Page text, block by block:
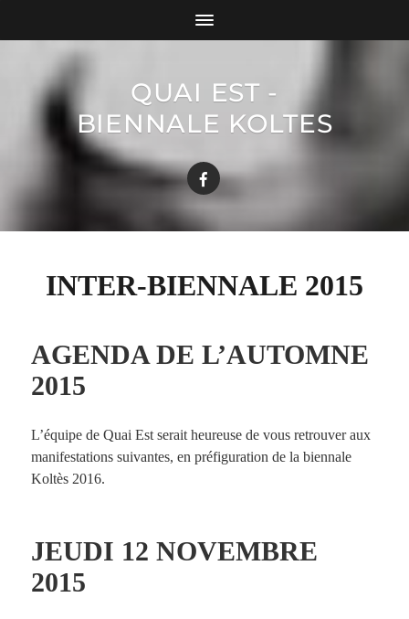
QUAI EST -
BIENNALE KOLTES
INTER-BIENNALE 2015
AGENDA DE L’AUTOMNE
2015
L’équipe de Quai Est serait heureuse de vous retrouver aux
manifestations suivantes, en préfiguration de la biennale
Koltès 2016.
JEUDI 12 NOVEMBRE
2015